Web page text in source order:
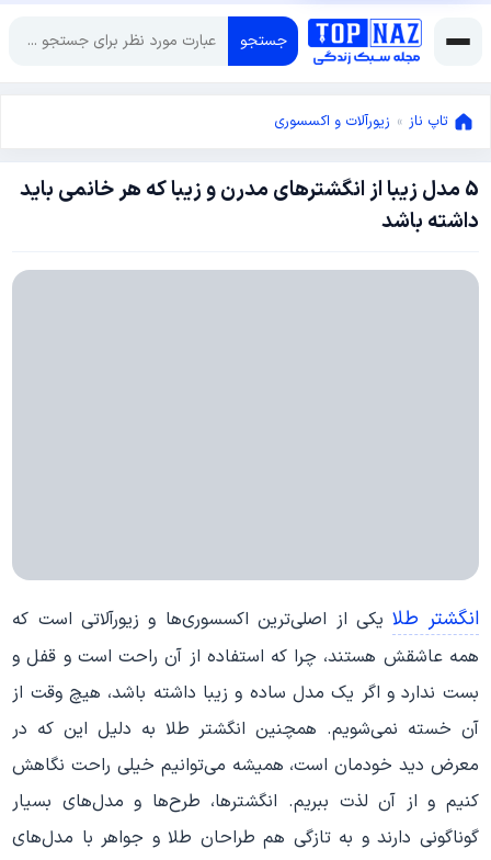
جستجو
تاپ ناز » زیورآلات و اکسسوری
5 مدل زیبا از انگشترهای مدرن و زیبا که هر خانمی باید
داشته باشد
دسامبر
انگشتر طلایکی از اصلی‌ترین اکسسوری‌ها و زیورآلاتی است که
همه عاشقش‌ هستند، چرا که استفاده از آن راحت است و قفل و
بست ندارد و اگر یک مدل ساده و زیبا داشته باشد، هیچ وقت از
آن خسته نمی‌شویم. همچنین انگشتر طلا به دلیل این که در
معرض دید خودمان است، همیشه می‌توانیم خیلی راحت نگاهش
کنیم و از آن لذت ببریم. انگشترها، طرح‌ها و مدل‌های بسیار
گوناگونی دارند و به تازگی هم طراحان طلا و جواهر با مدل‌های